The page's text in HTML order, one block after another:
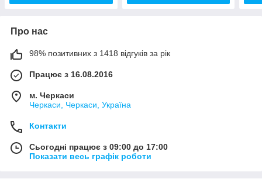
Про нас
98% позитивних з 1418 відгуків за рік
Працює з 16.08.2016
м. Черкаси
Черкаси, Черкаси, Україна
Контакти
Сьогодні працює з 09:00 до 17:00
Показати весь графік роботи